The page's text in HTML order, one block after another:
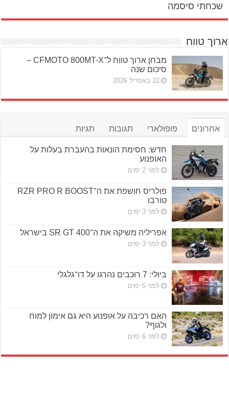
שכחתי סיסמה
ארוך טווח
מבחן ארוך טווח ל־CFMOTO 800MT-X –
סיכום שנה
22 באפריל 2026
אחרונים פופולארי תגובות תגיות
חדש: חסימת הונאות בהעברת בעלות על
האופנוע
לפני 2 ימים
פולריס חושפת את ה־RZR PRO R BOOST
טורבו
לפני 3 ימים
אפריליה משיקה את ה־SR GT 400 בישראל
לפני 3 ימים
ביולי: 7 רוכבים נהרגו על דו־גלגלי
לפני 5 ימים
האם רכיבה על אופנוע היא גם אימון למוח
ולגוף?
לפני 6 ימים